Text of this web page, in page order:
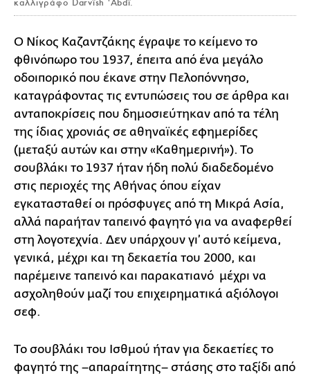
καλλιγράφο Darvîsh 'Abdî.
Ο Νίκος Καζαντζάκης έγραψε το κείμενο το
φθινόπωρο του 1937, έπειτα από ένα μεγάλο
οδοιπορικό που έκανε στην Πελοπόννησο,
καταγράφοντας τις εντυπώσεις του σε άρθρα και
ανταποκρίσεις που δημοσιεύτηκαν από τα τέλη
της ίδιας χρονιάς σε αθηναϊκές εφημερίδες
(μεταξύ αυτών και στην «Καθημερινή»). Το
σουβλάκι το 1937 ήταν ήδη πολύ διαδεδομένο
στις περιοχές της Αθήνας όπου είχαν
εγκατασταθεί οι πρόσφυγες από τη Μικρά Ασία,
αλλά παραήταν ταπεινό φαγητό για να αναφερθεί
στη λογοτεχνία. Δεν υπάρχουν γι’ αυτό κείμενα,
γενικά, μέχρι και τη δεκαετία του 2000, και
παρέμεινε ταπεινό και παρακατιανό μέχρι να
ασχοληθούν μαζί του επιχειρηματικά αξιόλογοι
σεφ.
Το σουβλάκι του Ισθμού ήταν για δεκαετίες το
φαγητό της –απαραίτητης– στάσης στο ταξίδι από